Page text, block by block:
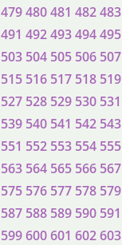
479480481 482483
491 492493494495
503 504 505 506 507
515 516 517 518 519
527 528 529 530 531
539 540 541 542 543
551 552 553 554 555
563 564 565 566 567
575 576 577 578 579
587 588 589 590 591
599600601 602603